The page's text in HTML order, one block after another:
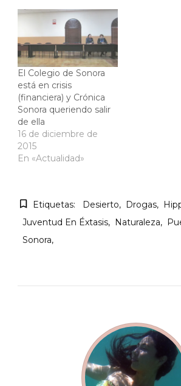
El Colegio de Sonora
está en crisis
(financiera) y Crónica
Sonora queriendo salir
de ella
16 de diciembre de
2015
En «Actualidad»
Etiquetas: Desierto Drogas
Juventud En Éxtasis
Naturaleza
Sonora